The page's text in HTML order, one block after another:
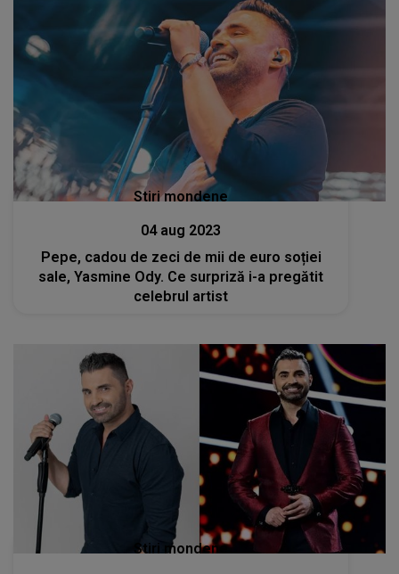
Stiri mondene
04 aug 2023
Pepe, cadou de zeci de mii de euro soției
sale, Yasmine Ody. Ce surpriză i-a pregătit
celebrul artist
Stiri mondene